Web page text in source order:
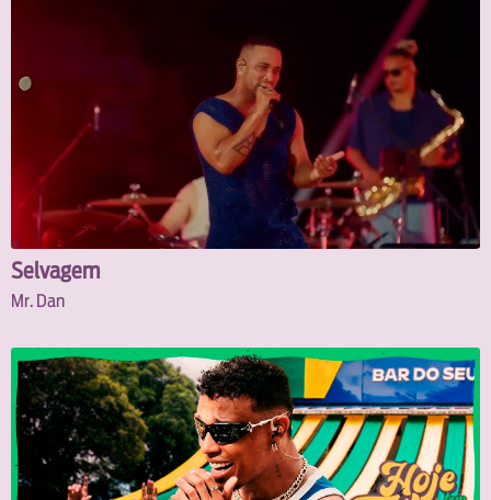
Selvagem
Mr. Dan